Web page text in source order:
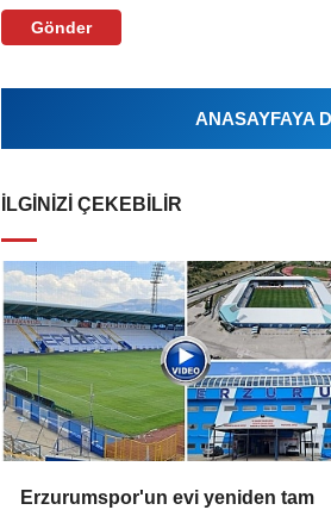
Gönder
ANASAYFAYA
İLGINIZI ÇEKEBILIR
Erzurumspor'un evi yeniden tam